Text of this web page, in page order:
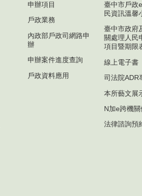
申辦項目
戶政業務
內政部戶政司網路申
辦
申辦案件進度查詢
戶政資料應用
臺中市戶政
民資訊溫馨
臺中市政府
關處理人民
項目暨期限
線上電子書
司法院ADR
本所藝文展
N加e跨機
法律諮詢預